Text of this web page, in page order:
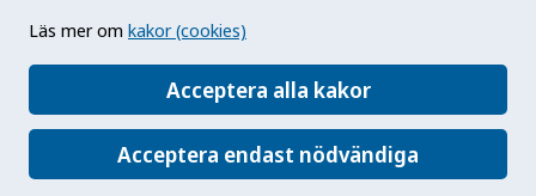
Läs mer om kakor (cookies)
Acceptera alla kakor
Acceptera endast nödvändiga
främja hälsa, förebygga ohälsa och skydda mot
hälsohot. Vår vision är en folkhälsa som stärker
samhällets utveckling.